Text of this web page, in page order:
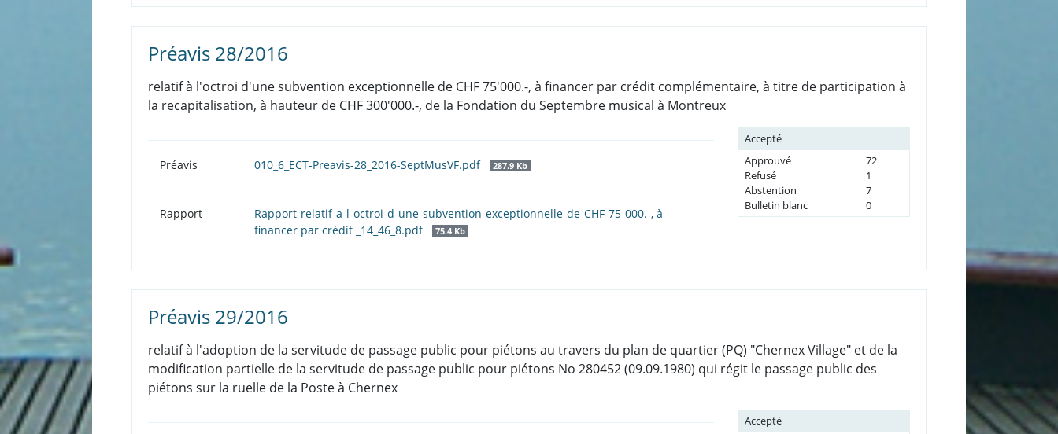
Préavis 28/2016
relatif à l'octroi d'une subvention exceptionnelle de CHF 75'000.-, à financer par crédit complémentaire, à titre de participation à
la recapitalisation, à hauteur de CHF 300'000.-, de la Fondation du Septembre musical à Montreux
Préavis 010_6_ECT-Preavis-28_2016-SeptMusVF.pdf 287.9 Kb
Rapport
Rapport-relatif-a-l-octroi-d-une-subvention-exceptionnelle-de-CHF-75-000.-, à
financer par crédit _14_46_8.pdf
75.4 Kb
Accepté
Approuvé
72
Refusé
1
Abstention
7
Bulletin blanc
0
Préavis 29/2016
relatif à l'adoption de la servitude de passage public pour piétons au travers du plan de quartier (PQ) "Chernex Village" et de la
modification partielle de la servitude de passage public pour piétons No 280452 (09.09.1980) qui régit le passage public des
piétons sur la ruelle de la Poste à Chernex
Accepté